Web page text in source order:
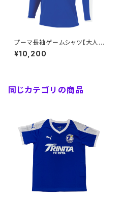
プーマ長袖ゲームシャツ【大人S
～4XL】※受注生産（納期約1.5
か月）
¥10,200
同じカテゴリの商品